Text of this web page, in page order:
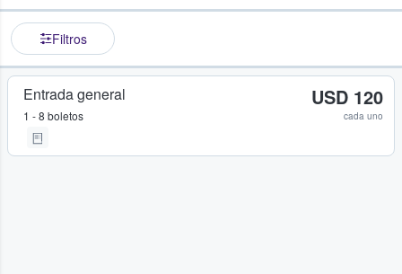
Filtros
Entrada general
1 - 8 boletos
USD 120
cada uno